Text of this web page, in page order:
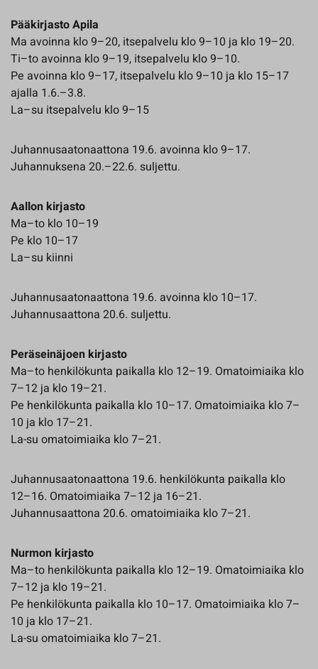
Pääkirjasto Apila
Ma avoinna klo 9–20, itsepalvelu klo 9–10 ja klo 19–20.
Ti–to avoinna klo 9–19, itsepalvelu klo 9–10.
Pe avoinna klo 9–17, itsepalvelu klo 9–10 ja klo 15–17
ajalla 1.6.–3.8.
La–su itsepalvelu klo 9–15
Juhannusaatonaattona 19.6. avoinna klo 9–17.
Juhannuksena 20.–22.6. suljettu.
Aallon kirjasto
Ma–to klo 10–19
Pe klo 10–17
La–su kiinni
Juhannusaatonaattona 19.6. avoinna klo 10–17.
Juhannusaattona 20.6. suljettu.
Peräseinäjoen kirjasto
Ma–to henkilökunta paikalla klo 12–19. Omatoimiaika klo
7–12 ja klo 19–21.
Pe henkilökunta paikalla klo 10–17. Omatoimiaika klo 7–
10 ja klo 17–21.
La-su omatoimiaika klo 7–21.
Juhannusaatonaattona 19.6. henkilökunta paikalla klo
12–16. Omatoimiaika 7–12 ja 16–21.
Juhannusaattona 20.6. omatoimiaika klo 7–21.
Nurmon kirjasto
Ma–to henkilökunta paikalla klo 12–19. Omatoimiaika klo
7–12 ja klo 19–21.
Pe henkilökunta paikalla klo 10–17. Omatoimiaika klo 7–
10 ja klo 17–21.
La-su omatoimiaika klo 7–21.